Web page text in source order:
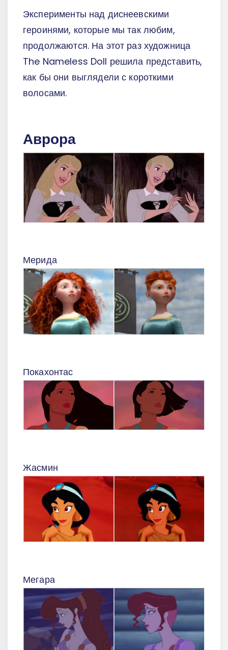
Эксперименты над диснеевскими
героинями, которые мы так любим,
продолжаются. На этот раз художница
The Nameless Doll решила представить,
как бы они выглядели с короткими
волосами.
Аврора
Мерида
Покахонтас
Жасмин
Мегара